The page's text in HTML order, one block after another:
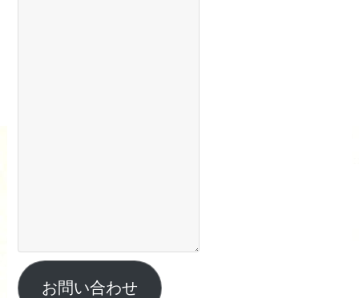
お問い合わせ